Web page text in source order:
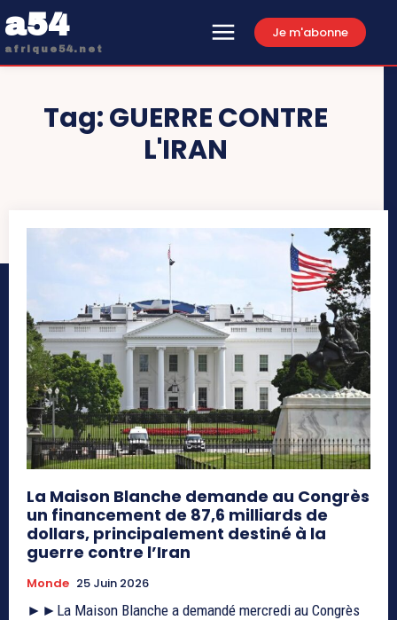
a54
afrique54.net
Je m'abonne
Tag:GUERRE CONTRE
L'IRAN
La Maison Blanche demande au Congrès
un financement de 87,6 milliards de
dollars, principalement destiné à la
guerre contre l’Iran
Monde 25 Juin 2026
►►La Maison Blanche a demandé mercredi au Congrès